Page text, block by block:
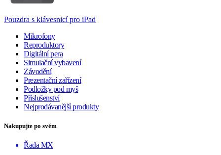
Pouzdra s klávesnicí pro iPad
Mikrofony
Reproduktory
Digitální pera
Simulační vybavení
Závodění
Prezentační zařízení
Podložky pod myš
Příslušenství
Nejprodávanější produkty
Nakupujte po svém
Řada MX